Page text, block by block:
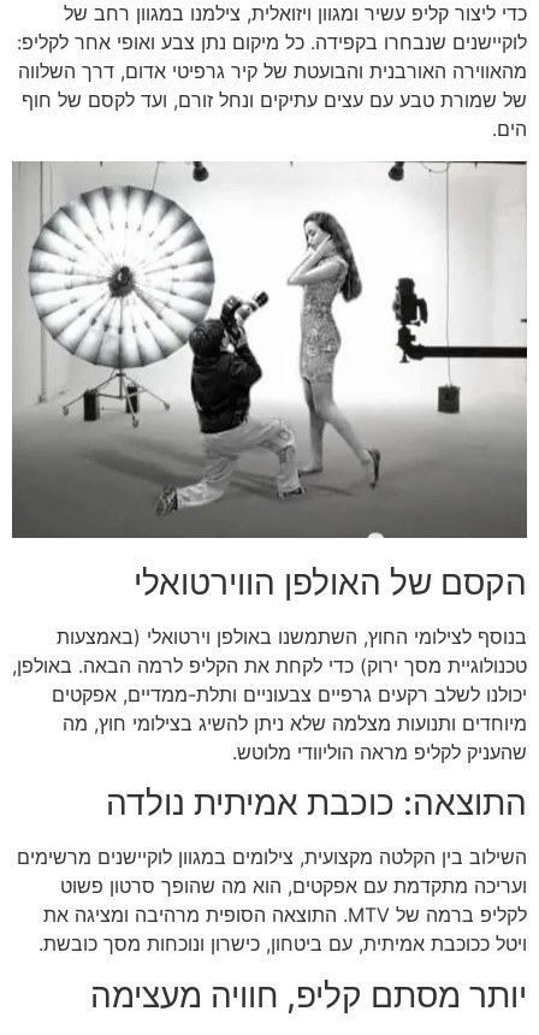
כדי ליצור קליפ עשיר ומגוון ויזואלית, צילמנו במגוון רחב של
לוקיישנים שנבחרו בקפידה. כל מיקום נתן צבע ואופי אחר לקליפ:
מהאווירה האורבנית והבועטת של קיר גרפיטי אדום, דרך השלווה
של שמורת טבע עם עצים עתיקים ונחל זורם, ועד לקסם של חוף
הים.
הקסם של האולפן הווירטואלי
בנוסף לצילומי החוץ, השתמשנו באולפן וירטואלי (באמצעות
טכנולוגיית מסך ירוק) כדי לקחת את הקליפ לרמה הבאה. באולפן,
יכולנו לשלב רקעים גרפיים צבעוניים ותלת-ממדיים, אפקטים
מיוחדים ותנועות מצלמה שלא ניתן להשיג בצילומי חוץ, מה
שהעניק לקליפ מראה הוליוודי מלוטש.
התוצאה: כוכבת אמיתית נולדה
השילוב בין הקלטה מקצועית, צילומים במגוון לוקיישנים מרשימים
ועריכה מתקדמת עם אפקטים, הוא מה שהופך סרטון פשוט
לקליפ ברמה של MTV. התוצאה הסופית מרהיבה ומציגה את
ויטל ככוכבת אמיתית, עם ביטחון, כישרון ונוכחות מסך כובשת.
יותר מסתם קליפ, חוויה מעצימה